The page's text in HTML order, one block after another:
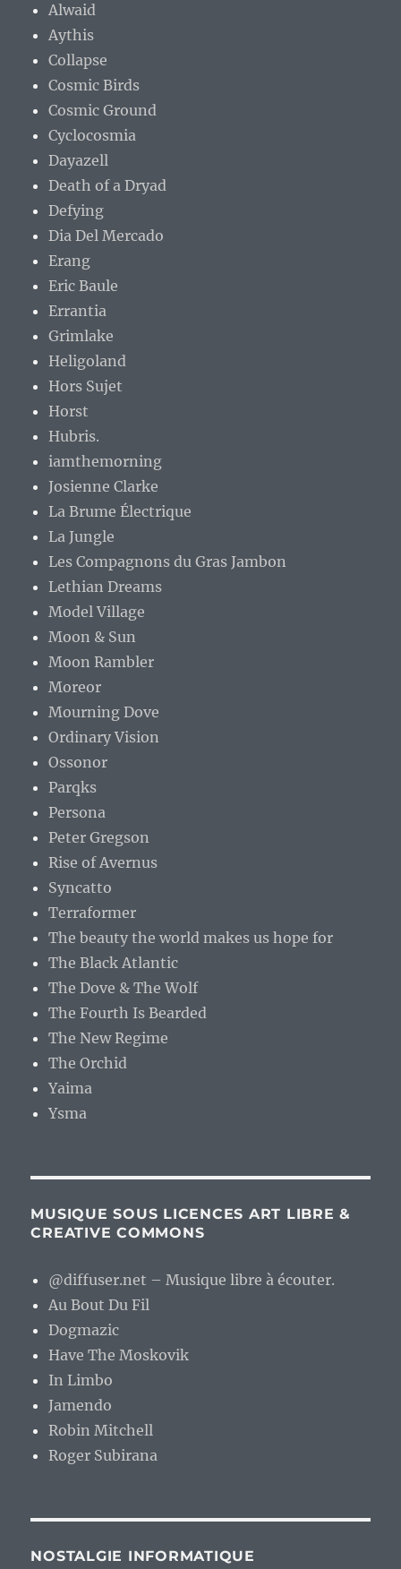
Alwaid
Aythis
Collapse
Cosmic Birds
Cosmic Ground
Cyclocosmia
Dayazell
Death of a Dryad
Defying
Dia Del Mercado
Erang
Eric Baule
Errantia
Grimlake
Heligoland
Hors Sujet
Horst
Hubris.
iamthemorning
Josienne Clarke
La Brume Électrique
La Jungle
Les Compagnons du Gras Jambon
Lethian Dreams
Model Village
Moon & Sun
Moon Rambler
Moreor
Mourning Dove
Ordinary Vision
Ossonor
Parqks
Persona
Peter Gregson
Rise of Avernus
Syncatto
Terraformer
The beauty the world makes us hope for
The Black Atlantic
The Dove & The Wolf
The Fourth Is Bearded
The New Regime
The Orchid
Yaima
Ysma
MUSIQUE SOUS LICENCES ART LIBRE &
CREATIVE COMMONS
@diffuser.net – Musique libre à écouter.
Au Bout Du Fil
Dogmazic
Have The Moskovik
In Limbo
Jamendo
Robin Mitchell
Roger Subirana
NOSTALGIE INFORMATIQUE